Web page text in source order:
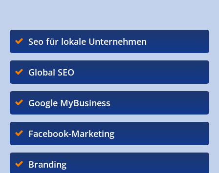
Seo für lokale Unternehmen
Global SEO
Google MyBusiness
Facebook-Marketing
Branding